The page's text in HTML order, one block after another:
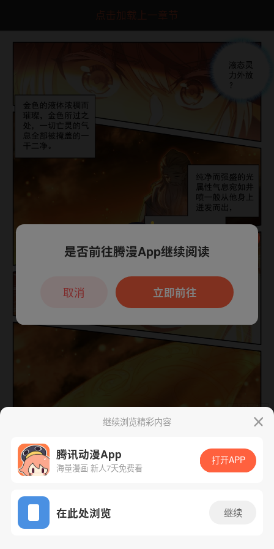
点击加载上一章节
App免费看
下一话 腾漫App免费看
继续浏览精彩内容
腾讯动漫App
海量漫画 新人7天免费看
打开APP
在此处浏览 继续
本章节仅支持App阅读，可打开App新用
户7天免费看
是否前往腾漫App继续阅读
立即前往
取消